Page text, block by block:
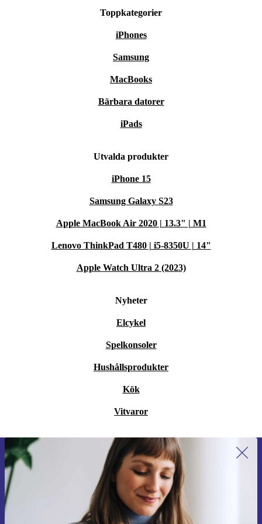
Toppkategorier
iPhones
Samsung
MacBooks
Bärbara datorer
iPads
Utvalda produkter
iPhone 15
Samsung Galaxy S23
Apple MacBook Air 2020 | 13.3" | M1
Lenovo ThinkPad T480 | i5-8350U | 14"
Apple Watch Ultra 2 (2023)
Nyheter
Elcykel
Spelkonsoler
Hushållsprodukter
Kök
Vitvaror
Anmäl dig till vårt nyhetsbrev för
första gången och spara 200 kr!
Missa aldrig ett erbjudande igen.